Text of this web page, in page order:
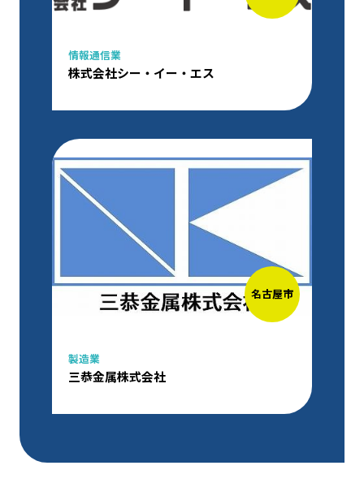
情報通信業
株式会社シー・イー・エス
名古屋市
製造業
三恭金属株式会社